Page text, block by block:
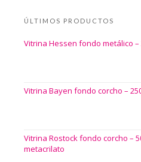
ÚLTIMOS PRODUCTOS
Vitrina Hessen fondo metálico –
Vitrina Bayen fondo corcho –
Vitrina Rostock fondo corcho –
metacrilato